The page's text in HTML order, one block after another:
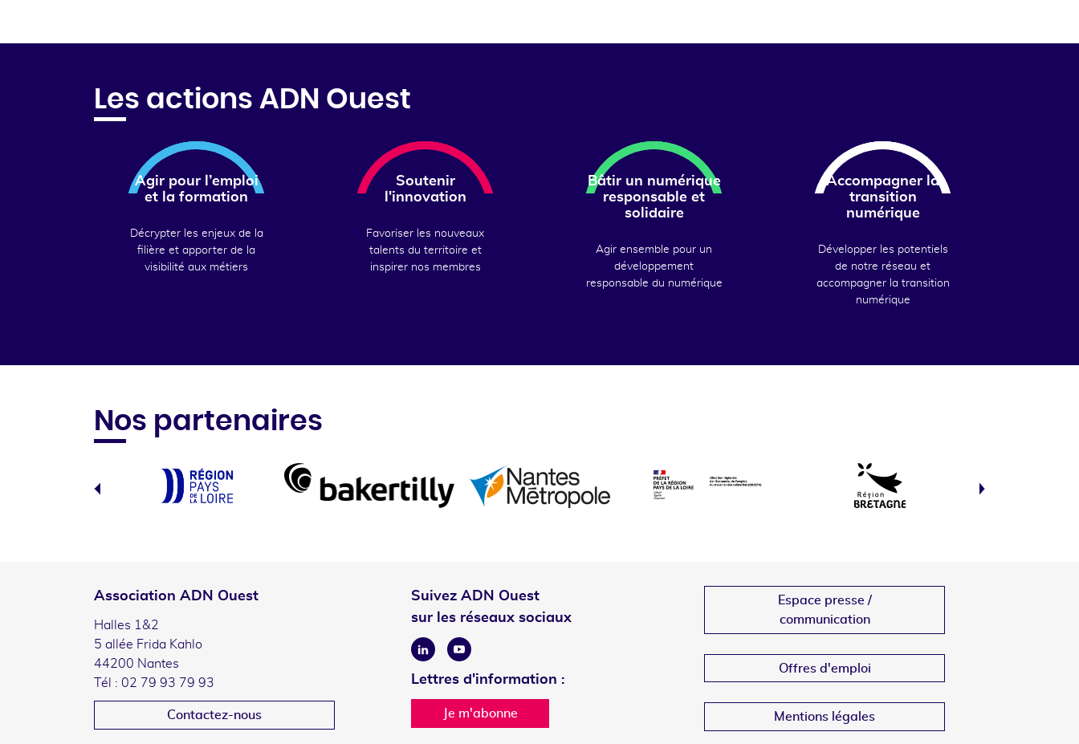
Les actions ADN Ouest
Agir pour l’emploi
et la formation
Décrypter les enjeux de la
filière et apporter de la
visibilité aux métiers
Soutenir
l'innovation
Favoriser les nouveaux
talents du territoire et
inspirer nos membres
Bâtir un numérique
responsable et
solidaire
Agir ensemble pour un
développement
responsable du numérique
Accompagner la
transition
numérique
Développer les potentiels
de notre réseau et
accompagner la transition
numérique
Nos partenaires
Association ADN Ouest
Halles 1&2
5 allée Frida Kahlo
44200 Nantes
Tél : 02 79 93 79 93
Contactez-nous
Suivez ADN Ouest
sur les réseaux sociaux
LinkedinYoutube
Lettres d'information :
Je m'abonne
Espace presse /
communication
Offres d'emploi
Mentions légales